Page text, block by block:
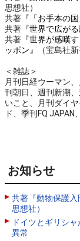
思想社）
共著 『「お手本の
共著 『世界で広がる
共著 『世界が感嘆
ッポン』
（宝島社新
＜雑誌＞
月刊日経ウーマン
刊朝日、週刊新潮
いこと、月刊ダイ
ド、季刊FQ JAPAN
お知らせ
共著『動物保護
思想社）
ドイツとギリシ
異常